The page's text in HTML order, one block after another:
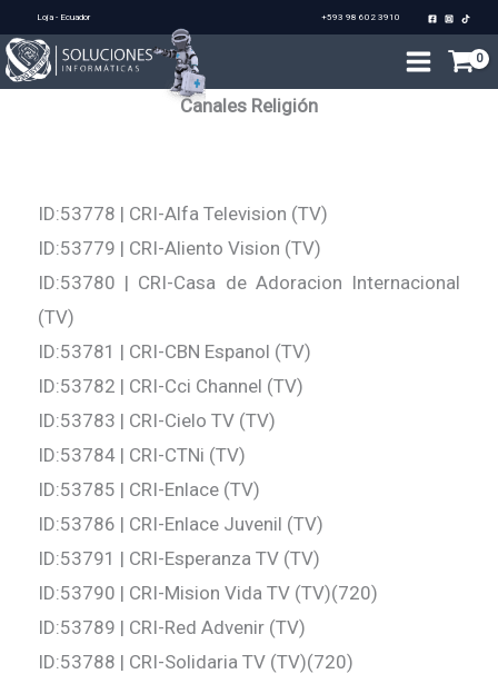
al
contenido
Loja - Ecuador +593 98 602 3910
Canales Religión
ID:53778 | CRI-Alfa Television (TV)
ID:53779 | CRI-Aliento Vision (TV)
ID:53780 | CRI-Casa de Adoracion Internacional
(TV)
ID:53781 | CRI-CBN Espanol (TV)
ID:53782 | CRI-Cci Channel (TV)
ID:53783 | CRI-Cielo TV (TV)
ID:53784 | CRI-CTNi (TV)
ID:53785 | CRI-Enlace (TV)
ID:53786 | CRI-Enlace Juvenil (TV)
ID:53791 | CRI-Esperanza TV (TV)
ID:53790 | CRI-Mision Vida TV (TV)(720)
ID:53789 | CRI-Red Advenir (TV)
ID:53788 | CRI-Solidaria TV (TV)(720)